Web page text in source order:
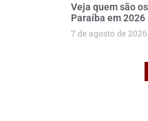
Veja quem são
Paraíba em 2026
7 de agosto de 2026